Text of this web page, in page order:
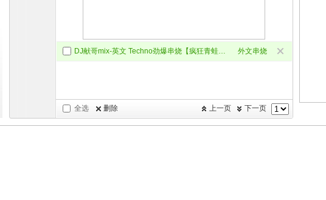
DJ献哥mix-英文 Techno劲爆串烧【疯狂青蛙2026】 外文串烧
全选 删除 下一页
上一页